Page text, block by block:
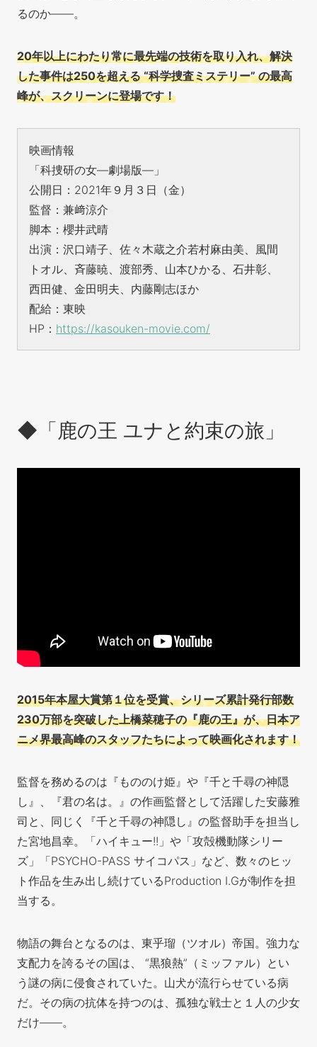
るのか——。
20年以上にわたり常に最先端の技術を取り入れ、解決
した事件は250を超える “科学捜査ミステリー” の最高
峰が、スクリーンに登場です！
映画情報
「科捜研の女—劇場版—」
公開日：2021年９月３日（金）
監督：兼﨑涼介
脚本：櫻井武晴
出演：沢口靖子、佐々木蔵之介若村麻由美、風間
トオル、斉藤暁、渡部秀、山本ひかる、石井彰、
西田健、金田明夫、内藤剛志ほか
配給：東映
HP： https://kasouken-movie.com/
◆「鹿の王 ユナと約束の旅」
2015年本屋大賞第１位を受賞、シリーズ累計発行部数
230万部を突破した上橋菜穂子の『鹿の王』が、日本ア
ニメ界最高峰のスタッフたちによって映画化されます！
監督を務めるのは『もののけ姫』や『千と千尋の神隠
し』、『君の名は。』の作画監督として活躍した安藤雅
司と、同じく『千と千尋の神隠し』の監督助手を担当し
た宮地昌幸。「ハイキュー!!」や「攻殻機動隊シリー
ズ」「PSYCHO-PASS サイコパス」など、数々のヒッ
ト作品を生み出し続けているProduction I.Gが制作を担
当する。
物語の舞台となるのは、東乎瑠（ツオル）帝国。強力な
支配力を誇るその国は、 “黒狼熱”（ミッファル）とい
う謎の病に侵食されていた。山犬が流行らせている病
だ。その病の抗体を持つのは、孤独な戦士と１人の少女
だけ——。